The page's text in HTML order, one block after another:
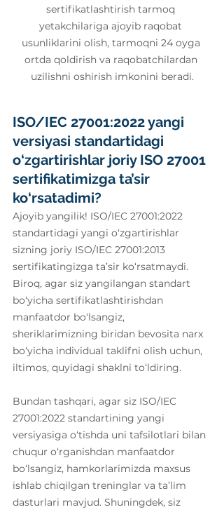
sertifikatlashtirish tarmoq
yetakchilariga ajoyib raqobat
usunliklarini olish, tarmoqni 24 oyga
ortda qoldirish va raqobatchilardan
uzilishni oshirish imkonini beradi.
ISO/IEC 27001:2022 yangi
versiyasi standartidagi
o‘zgartirishlar joriy ISO 27001
sertifikatimizga ta’sir
ko‘rsatadimi?
Ajoyib yangilik! ISO/IEC 27001:2022
standartidagi yangi o‘zgartirishlar
sizning joriy ISO/IEC 27001:2013
sertifikatingizga ta’sir ko‘rsatmaydi.
Biroq, agar siz yangilangan standart
bo‘yicha sertifikatlashtirishdan
manfaatdor bo‘lsangiz,
sheriklarimizning biridan bevosita narx
bo‘yicha individual taklifni olish uchun,
iltimos, quyidagi shaklni to‘ldiring.
Bundan tashqari, agar siz ISO/IEC
27001:2022 standartining yangi
versiyasiga o‘tishda uni tafsilotlari bilan
chuqur o‘rganishdan manfaatdor
bo‘lsangiz, hamkorlarimizda maxsus
ishlab chiqilgan treninglar va ta’lim
dasturlari mavjud. Shuningdek, siz